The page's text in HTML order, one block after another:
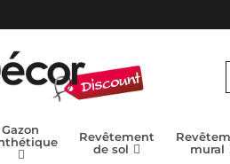
Gazon
Revêtement
de sol
mural